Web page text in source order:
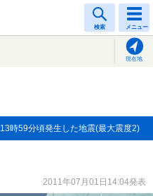
検索 メニュー
現在地
13時59分頃発生した地震(最大震度2)
2011年07月01日14:04発表